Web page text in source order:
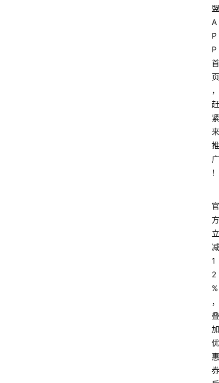
盟
A
P
P
首
页
，
赶
紧
来
推
广
！
官
方
立
减
1
2
%
，
叠
加
优
惠
券